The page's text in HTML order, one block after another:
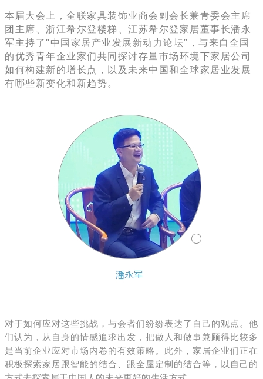
本届大会上，全联家具装饰业商会副会长兼青委会主席
团主席、浙江希尔登楼梯、江苏希尔登家居董事长潘永
军主持了“中国家居产业发展新动力论坛”，与来自全国
的优秀青年企业家们共同探讨存量市场环境下家居公司
如何构建新的增长点，以及未来中国和全球家居业发展
有哪些新变化和新趋势。
对于如何应对这些挑战，与会者们纷纷表达了自己的观点。他
们认为，从自身的情感追求出发，把做人和做事兼顾得比较多
是当前企业应对市场内卷的有效策略。此外，家居企业们正在
积极探索家居跟智能的结合、跟全屋定制的结合等，以自己的